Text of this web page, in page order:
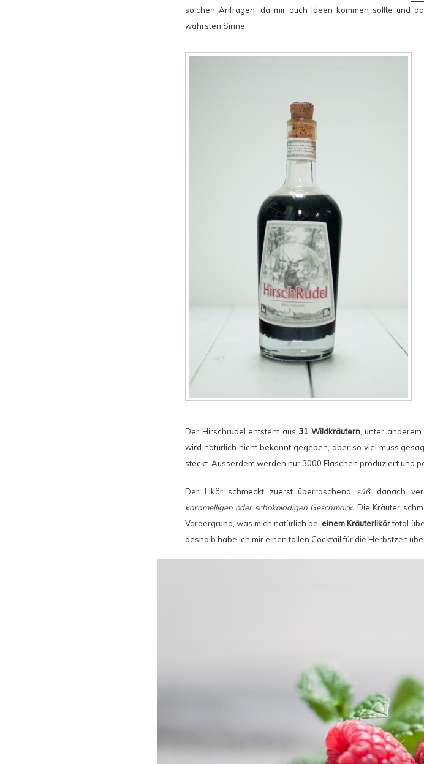
solchen Anfragen, da mir auch Ideen kommen sollte und
wahrsten Sinne.
Der Hirschrudel entsteht aus 31 Wildkräutern, unter anderem
wird natürlich nicht bekannt gegeben, aber so viel muss
steckt. Ausserdem werden nur 3000 Flaschen produziert und
Der Likör schmeckt zuerst überraschend süß, danach
karamelligen oder schokoladigen Geschmack. Die Kräuter
Vordergrund, was mich natürlich bei einem Kräuterlikörtotal
deshalb habe ich mir einen tollen Cocktail für die Herbstzeit